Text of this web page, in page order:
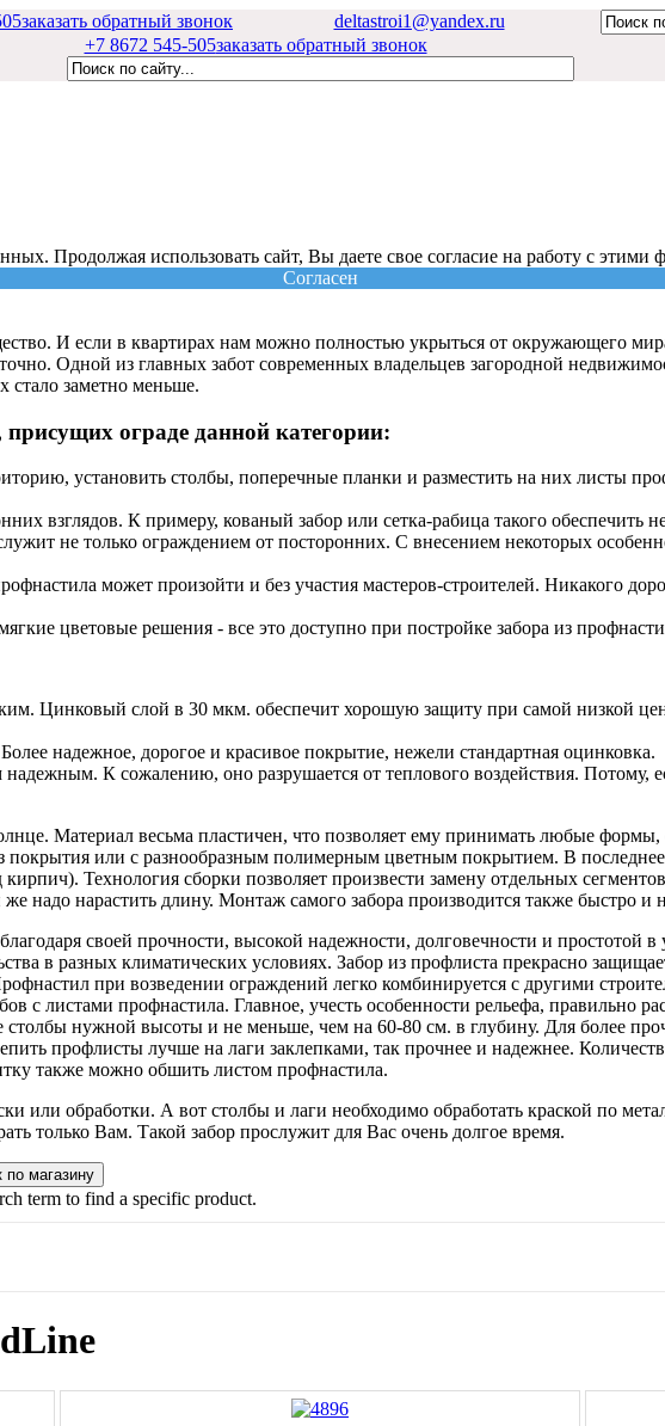
заказать обратный звонок
deltastroi1@yandex.ru
+7 8672 545-505заказать обратный звонок
Продолжая использовать сайт, Вы даете свое согласие на работу с этими
Согласен
И если в квартирах нам можно полностью укрыться от окружающего
Одной из главных забот современных владельцев загородной
стало заметно меньше.
ограде данной категории:
установить столбы, поперечные планки и разместить на них листы
взглядов. К примеру, кованый забор или сетка-рабица такого обеспечить
не только ограждением от посторонних. С внесением некоторых
может произойти и без участия мастеров-строителей. Никакого
цветовые решения - все это доступно при постройке забора из
Цинковый слой в 30 мкм. обеспечит хорошую защиту при самой низкой
надежное, дорогое и красивое покрытие, нежели стандартная оцинковка.
К сожалению, оно разрушается от теплового воздействия. Потому,
Материал весьма пластичен, что позволяет ему принимать любые формы,
покрытия или с разнообразным полимерным цветным покрытием. В
Технология сборки позволяет произвести замену отдельных
надо нарастить длину. Монтаж самого забора производится также быстро и
своей прочности, высокой надежности, долговечности и простотой
в разных климатических условиях. Забор из профлиста прекрасно
при возведении ограждений легко комбинируется с другими
с листами профнастила. Главное, учесть особенности рельефа, правильно
столбы нужной высоты и не меньше, чем на 60-80 см. в глубину. Для более
профлисты лучше на лаги заклепками, так прочнее и надежнее.
также можно обшить листом профнастила.
или обработки. А вот столбы и лаги необходимо обработать краской по
только Вам. Такой забор прослужит для Вас очень долгое время.
term to find a specific product.